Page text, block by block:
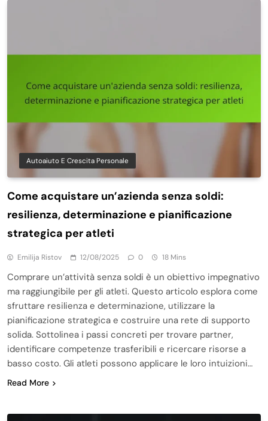
Autoaiuto E Crescita Personale
Come acquistare un’azienda senza soldi:
resilienza, determinazione e pianificazione
strategica per atleti
Emilija Ristov 12/08/2025 0 18 Mins
Comprare un’attività senza soldi è un obiettivo impegnativo
ma raggiungibile per gli atleti. Questo articolo esplora come
sfruttare resilienza e determinazione, utilizzare la
pianificazione strategica e costruire una rete di supporto
solida. Sottolinea i passi concreti per trovare partner,
identificare competenze trasferibili e ricercare risorse a
basso costo. Gli atleti possono applicare le loro intuizioni…
Read More